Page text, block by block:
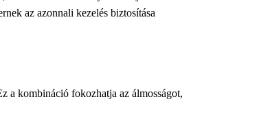
az azonnali kezelés biztosítása
a kombináció fokozhatja az álmosságot,